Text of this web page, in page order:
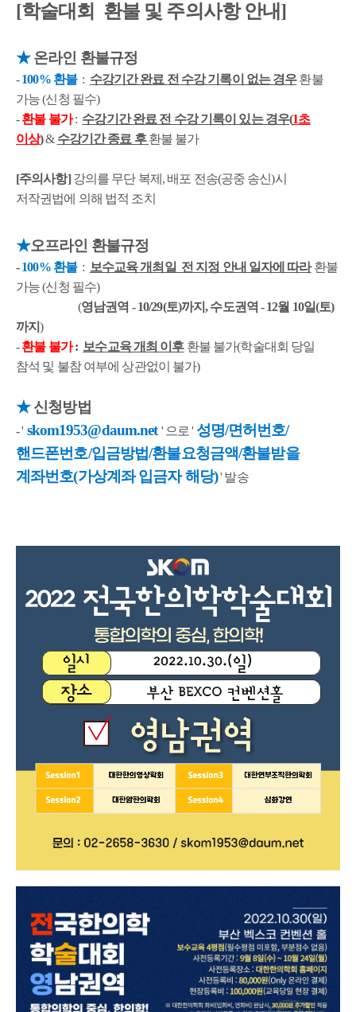
[학술대회 환불 및 주의사항 안내]
★온라인 환불규정
- 100% 환불 : 수강기간 완료 전 수강 기록이 없는 경우 환불
가능 (신청 필수)
-환불 불가: 수강기간 완료 전 수강 기록이 있는 경우(1초
이상)& 수강기간 종료 후 환불 불가
[주의사항]강의를 무단 복제, 배포 전송(공중 송신)시
저작권법에 의해 법적 조치
★오프라인 환불규정
-100% 환불 : 보수교육 개최일 전 지정 안내 일자에 따라환불
가능 (신청 필수)
(영남권역 - 10/29(토)까지, 수도권역 - 12월 10일(토)
까지)
-환불 불가: 보수교육 개최 이후환불 불가(학술대회 당일
참석 및 불참 여부에 상관없이 불가)
★신청방법
- ' skom1953@daum.net ' 으로 ' 성명/면허번호/
핸드폰번호/입금방법/환불요청금액/환불받을
계좌번호(가상계좌 입금자 해당)' 발송